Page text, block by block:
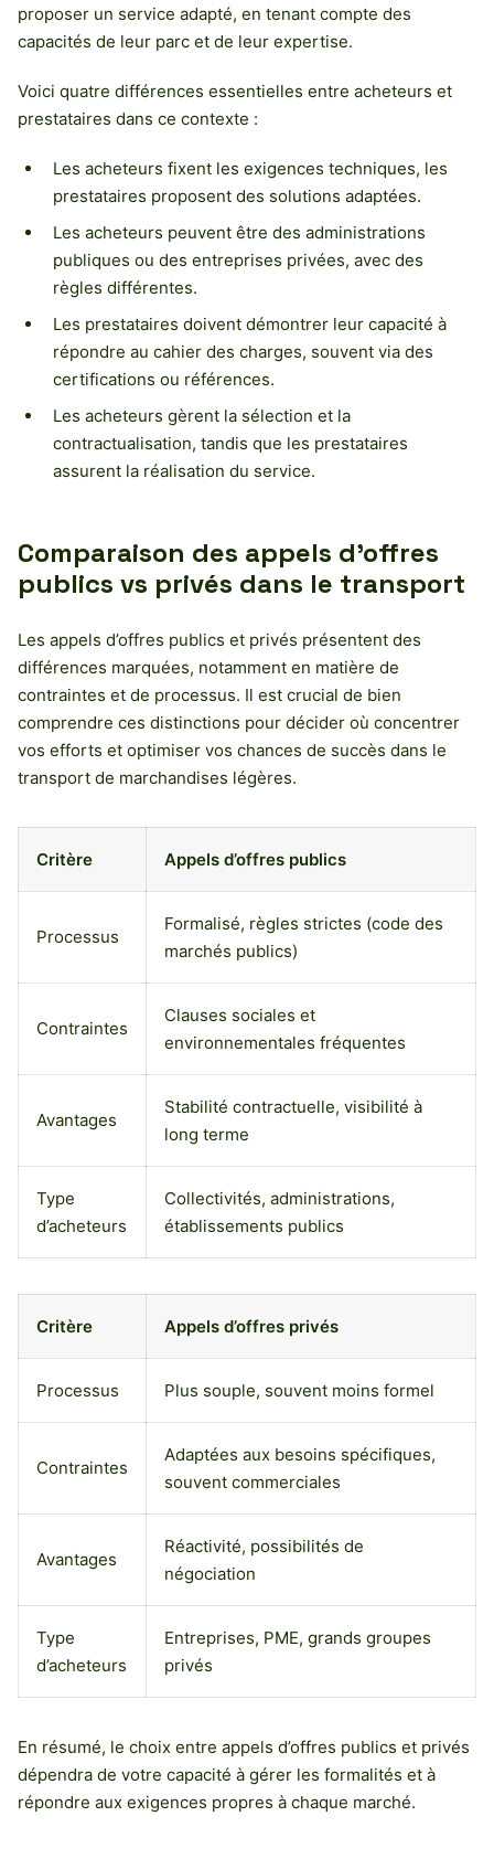
proposer un service adapté, en tenant compte des
capacités de leur parc et de leur expertise.
Voici quatre différences essentielles entre acheteurs et
prestataires dans ce contexte :
Les acheteurs fixent les exigences techniques, les
prestataires proposent des solutions adaptées.
Les acheteurs peuvent être des administrations
publiques ou des entreprises privées, avec des
règles différentes.
Les prestataires doivent démontrer leur capacité à
répondre au cahier des charges, souvent via des
certifications ou références.
Les acheteurs gèrent la sélection et la
contractualisation, tandis que les prestataires
assurent la réalisation du service.
Comparaison des appels d’offres
publics vs privés dans le transport
Les appels d’offres publics et privés présentent des
différences marquées, notamment en matière de
contraintes et de processus. Il est crucial de bien
comprendre ces distinctions pour décider où concentrer
vos efforts et optimiser vos chances de succès dans le
transport de marchandises légères.
Critère Appels d’offres publics
Processus
Formalisé, règles strictes (code des
marchés publics)
Contraintes
Clauses sociales et
environnementales fréquentes
Avantages
Stabilité contractuelle, visibilité à
long terme
Type
d’acheteurs
Collectivités, administrations,
établissements publics
Critère Appels d’offres privés
Processus Plus souple, souvent moins formel
Contraintes
Adaptées aux besoins spécifiques,
souvent commerciales
Avantages
Réactivité, possibilités de
négociation
Type
d’acheteurs
Entreprises, PME, grands groupes
privés
En résumé, le choix entre appels d’offres publics et privés
dépendra de votre capacité à gérer les formalités et à
répondre aux exigences propres à chaque marché.